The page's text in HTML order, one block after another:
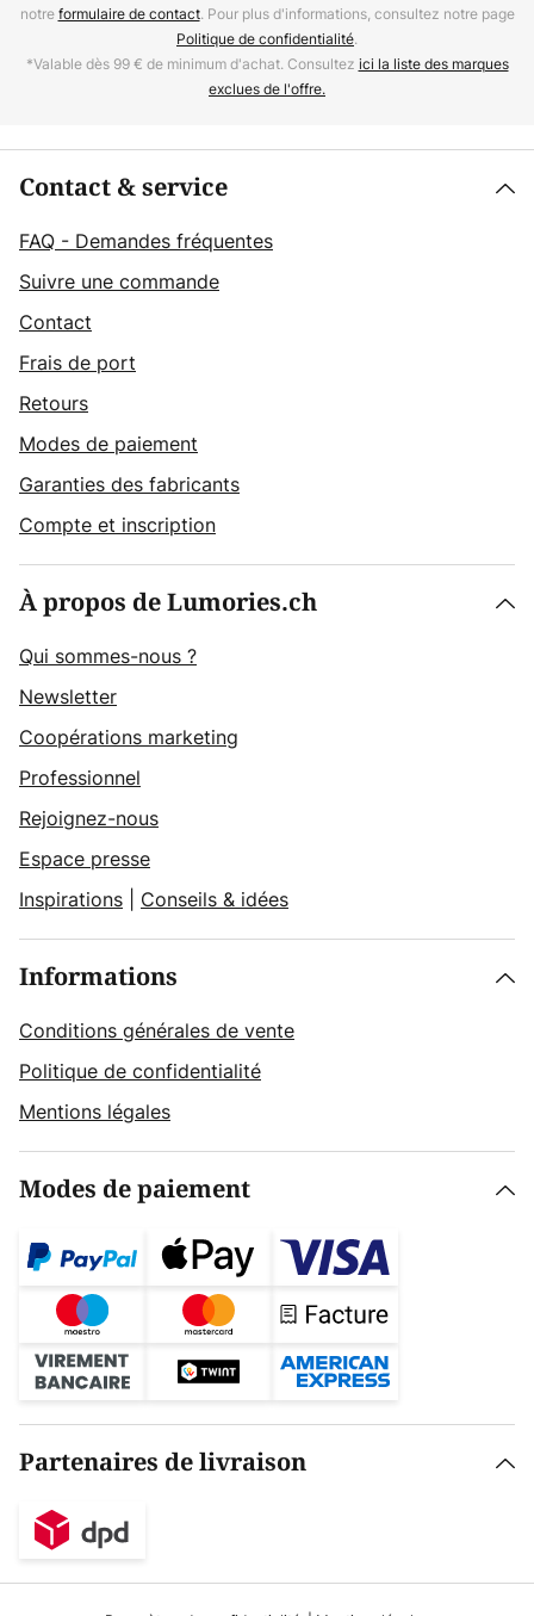
notreformulaire de contact. Pour plus d'informations, consultez notre page
Politique de confidentialité.
*Valable dès 99 € de minimum d'achat. Consultez ici la liste des marques
exclues de l'offre.
Contact & service
FAQ - Demandes fréquentes
Suivre une commande
Contact
Frais de port
Retours
Modes de paiement
Garanties des fabricants
Compte et inscription
À propos de Lumories.ch
Qui sommes-nous ?
Newsletter
Coopérations marketing
Professionnel
Rejoignez-nous
Espace presse
Inspirations
Conseils & idées
Informations
Conditions générales de vente
Politique de confidentialité
Mentions légales
Modes de paiement
Partenaires de livraison